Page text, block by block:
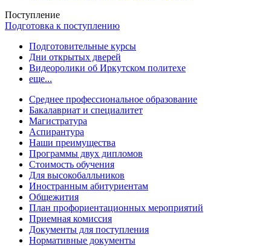
Поступление
Подготовка к поступлению
Подготовительные курсы
Дни открытых дверей
Видеоролики об Иркутском политехе
еще...
Cреднее профессиональное образование
Бакалавриат и специалитет
Магистратура
Аспирантура
Наши преимущества
Программы двух дипломов
Стоимость обучения
Для высокобалльников
Иностранным абитуриентам
Общежития
План профориентационных мероприятий
Приемная комиссия
Документы для поступления
Нормативные документы